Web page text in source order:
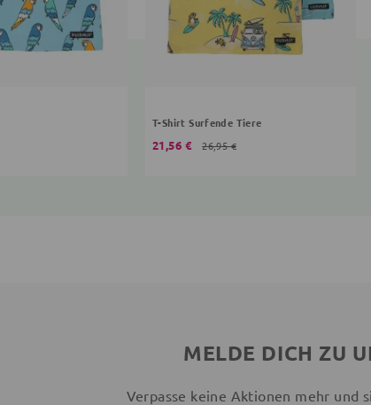
T-Shirt Surfende Tiere
21,56 € 26,95 €
MELDE DICH ZU
Verpasse keine Aktionen mehr und